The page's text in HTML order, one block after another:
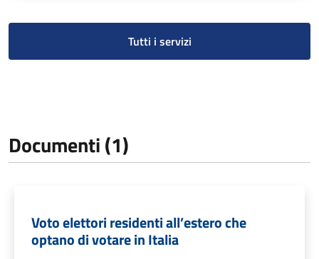
Tutti i servizi
Documenti (1)
Voto elettori residenti all’estero che
optano di votare in Italia